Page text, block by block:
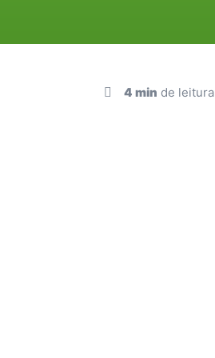
4 min de leitura